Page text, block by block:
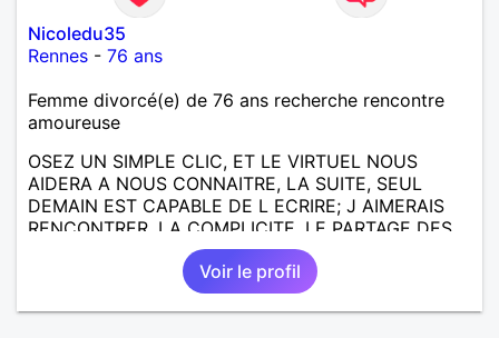
Nicoledu35
Rennes - 76 ans
Femme divorcé(e) de 76 ans recherche rencontre
amoureuse
OSEZ UN SIMPLE CLIC, ET LE VIRTUEL NOUS
AIDERA A NOUS CONNAITRE, LA SUITE, SEUL
DEMAIN EST CAPABLE DE L ECRIRE; J AIMERAIS
RENCONTRER, LA COMPLICITE, LE PARTAGE DES
BELLES CHOSES DE LA VIE : BALADES, VOYAGES
EN FRANCE OU AILLEURS. ETRE A L ECOUTE DE L
AUTRE, ET LA VIE SERA PLUS BELLE
ENCORE.....................
Voir le profil